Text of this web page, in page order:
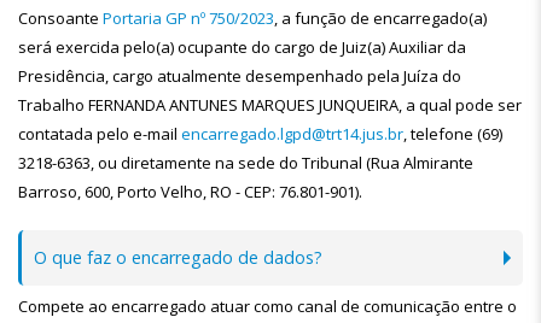
Consoante Portaria GP nº 750/2023, a função de encarregado(a)
será exercida pelo(a) ocupante do cargo de Juiz(a) Auxiliar da
Presidência, cargo atualmente desempenhado pela Juíza do
Trabalho FERNANDA ANTUNES MARQUES JUNQUEIRA, a qual pode ser
contatada pelo e-mail encarregado.lgpd@trt14.jus.br, telefone (69)
3218-6363, ou diretamente na sede do Tribunal (Rua Almirante
Barroso, 600, Porto Velho, RO - CEP: 76.801-901).
O que faz o encarregado de dados?
Compete ao encarregado atuar como canal de comunicação entre o